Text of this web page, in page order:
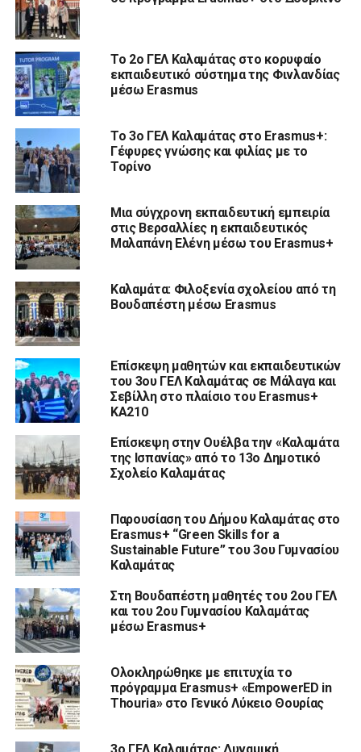
Το 2ο ΓΕΛ Καλαμάτας στο κορυφαίο
εκπαιδευτικό σύστημα της Φινλανδίας
μέσω Erasmus
Το 3ο ΓΕΛ Καλαμάτας στο Erasmus+:
Γέφυρες γνώσης και φιλίας με το
Τορίνο
Μια σύγχρονη εκπαιδευτική εμπειρία
στις Βερσαλλίες η εκπαιδευτικός
Μαλαπάνη Ελένη μέσω του Erasmus+
Καλαμάτα: Φιλοξενία σχολείου από τη
Βουδαπέστη μέσω Erasmus
Επίσκεψη μαθητών και εκπαιδευτικών
του 3ου ΓΕΛ Καλαμάτας σε Μάλαγα και
Σεβίλλη στο πλαίσιο του Erasmus+
KA210
Επίσκεψη στην Ουέλβα την «Καλαμάτα
της Ισπανίας» από το 13ο Δημοτικό
Σχολείο Καλαμάτας
Παρουσίαση του Δήμου Καλαμάτας στο
Erasmus+ “Green Skills for a
Sustainable Future” του 3ου Γυμνασίου
Καλαμάτας
Στη Βουδαπέστη μαθητές του 2ου ΓΕΛ
και του 2ου Γυμνασίου Καλαμάτας
μέσω Erasmus+
Ολοκληρώθηκε με επιτυχία το
πρόγραμμα Erasmus+ «EmpowerED in
Thouria» στο Γενικό Λύκειο Θουρίας